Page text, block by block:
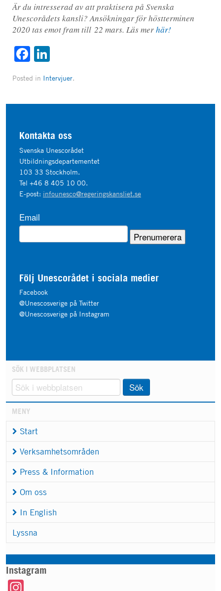
Är du intresserad av att praktisera på Svenska
Unescorådets kansli? Ansökningar för höstterminen
2020 tas emot fram till 22 mars. Läs merhär!
Facebook
LinkedIn
Posted in Intervjuer.
Kontakta oss
Svenska Unescorådet
Utbildningsdepartementet
103 33 Stockholm.
Tel +46 8 405 10 00.
E-post: infounesco@regeringskansliet.se
Email
Följ Unescorådet i sociala medier
Facebook
@Unescosverige på Twitter
@Unescosverige på Instagram
SÖK I WEBBPLATSEN
Sök
MENY
Start
Verksamhetsområden
Press & Information
Om oss
In English
Lyssna
Instagram